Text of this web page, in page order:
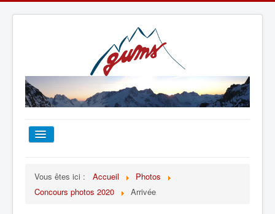
TOUT SUR LE GUMS
Vous êtes ici : Accueil
Photos
Concours photos 2020
Arrivée